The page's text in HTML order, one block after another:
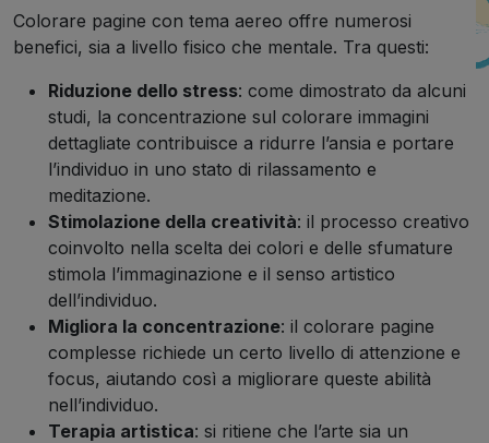
Colorare pagine con tema aereo offre numerosi
benefici, sia a livello fisico che mentale. Tra questi:
Riduzione dello stress: come dimostrato da alcuni
studi, la concentrazione sul colorare immagini
dettagliate contribuisce a ridurre l’ansia e portare
l’individuo in uno stato di rilassamento e
meditazione.
Stimolazione della creatività: il processo creativo
coinvolto nella scelta dei colori e delle sfumature
stimola l’immaginazione e il senso artistico
dell’individuo.
Migliora la concentrazione: il colorare pagine
complesse richiede un certo livello di attenzione e
focus, aiutando così a migliorare queste abilità
nell’individuo.
Terapia artistica: si ritiene che l’arte sia un